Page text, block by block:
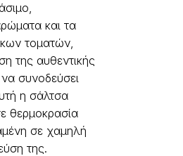
και τα
τοματών,
της αυθεντικής
να συνοδεύσει
η σάλτσα
θερμοκρασία
σε χαμηλή
της.